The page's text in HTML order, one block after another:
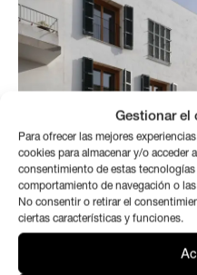
Gestionar el
Para ofrecer las mejores
cookies para almacenar y/o acceder
consentimiento de estas
comportamiento de navegación o
No consentir o retirar el
ciertas características y funciones.
9 HPP IBAVI Es
Es Migjorn Gran, Menorca /